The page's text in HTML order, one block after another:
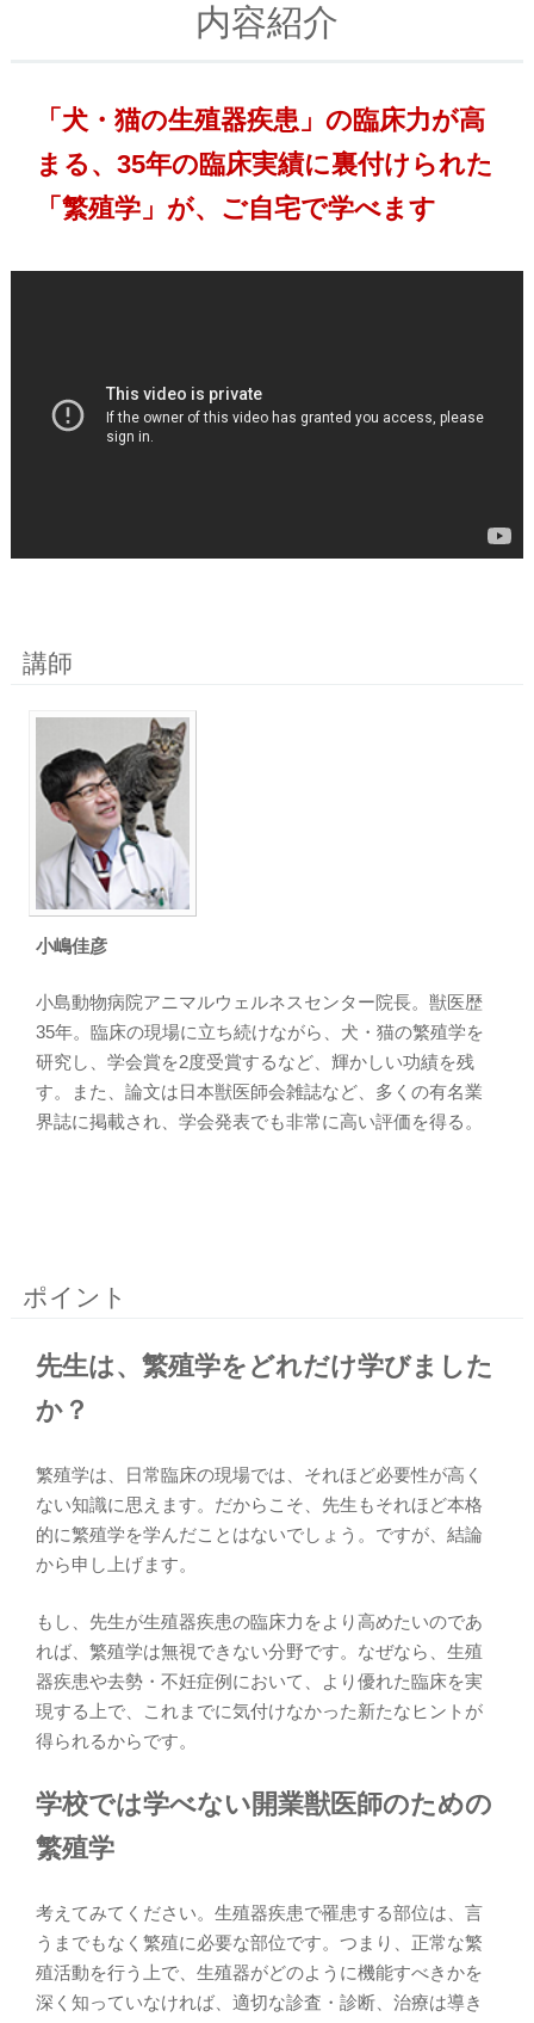
内容紹介
「犬・猫の生殖器疾患」の臨床力が高
まる、35年の臨床実績に裏付けられた
「繁殖学」が、ご自宅で学べます
講師
小嶋佳彦
小島動物病院アニマルウェルネスセンター院長。獣医歴
35年。臨床の現場に立ち続けながら、犬・猫の繁殖学を
研究し、学会賞を2度受賞するなど、輝かしい功績を残
す。また、論文は日本獣医師会雑誌など、多くの有名業
界誌に掲載され、学会発表でも非常に高い評価を得る。
ポイント
先生は、繁殖学をどれだけ学びました
か？
繁殖学は、日常臨床の現場では、それほど必要性が高く
ない知識に思えます。だからこそ、先生もそれほど本格
的に繁殖学を学んだことはないでしょう。ですが、結論
から申し上げます。
もし、先生が生殖器疾患の臨床力をより高めたいのであ
れば、繁殖学は無視できない分野です。なぜなら、生殖
器疾患や去勢・不妊症例において、より優れた臨床を実
現する上で、これまでに気付けなかった新たなヒントが
得られるからです。
学校では学べない開業獣医師のための
繁殖学
考えてみてください。生殖器疾患で罹患する部位は、言
うまでもなく繁殖に必要な部位です。つまり、正常な繁
殖活動を行う上で、生殖器がどのように機能すべきかを
深く知っていなければ、適切な診査・診断、治療は導き